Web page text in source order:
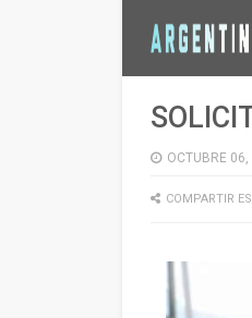
OCTUBRE
COMPARTIR